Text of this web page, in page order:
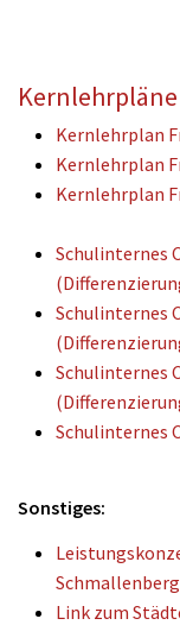
Kernlehrplan
Kernlehrplan
Kernlehrplan
Schulinternes
Schulinternes
Schulinternes
Schulinternes
Sonstiges:
Schmallenberg
Link zum